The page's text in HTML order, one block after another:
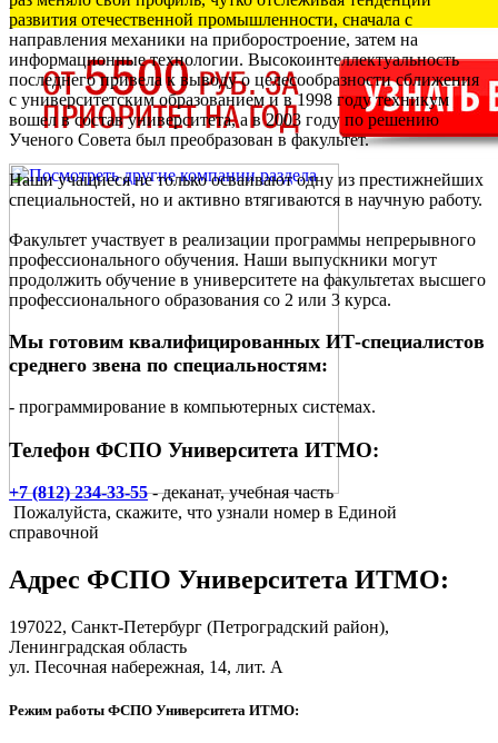
развития отечественной промышленности, сначала с
направления механики на приборостроение, затем на
информационные технологии. Высокоинтеллектуальность
последнего привела к выводу о целесообразности сближения
с университетским образованием и в 1998 году техникум
вошел в состав университета, а в 2003 году по решению
Ученого Совета был преобразован в факультет.
Наши учащиеся не только осваивают одну из престижнейших
специальностей, но и активно втягиваются в научную работу.
Факультет участвует в реализации программы непрерывного
профессионального обучения. Наши выпускники могут
продолжить обучение в университете на факультетах высшего
профессионального образования со 2 или 3 курса.
Мы готовим квалифицированных ИТ-специалистов
среднего звена по специальностям:
- программирование в компьютерных системах.
Телефон ФСПО Университета ИТМО:
+7 (812) 234-33-55- деканат, учебная часть
Пожалуйста, скажите, что узнали номер в Единой
справочной
Адрес ФСПО Университета ИТМО:
197022, Санкт-Петербург (Петроградский район),
Ленинградская область
ул. Песочная набережная, 14, лит. А
Режим работы ФСПО Университета ИТМО: